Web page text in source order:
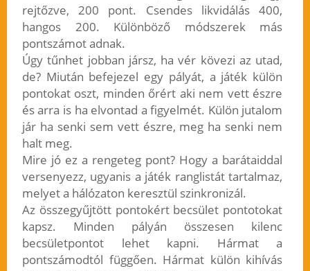
rejtőzve, 200 pont. Csendes likvidálás 400,
hangos 200. Különböző módszerek más
pontszámot adnak.
Úgy tűnhet jobban jársz, ha vér kövezi az utad,
de? Miután befejezel egy pályát, a játék külön
pontokat oszt, minden őrért aki nem vett észre
és arra is ha elvontad a figyelmét. Külön jutalom
jár ha senki sem vett észre, meg ha senki nem
halt meg.
Mire jó ez a rengeteg pont? Hogy a barátaiddal
versenyezz, ugyanis a játék ranglistát tartalmaz,
melyet a hálózaton keresztül szinkronizál.
Az összegyűjtött pontokért becsület pontotokat
kapsz. Minden pályán összesen kilenc
becsületpontot lehet kapni. Hármat a
pontszámodtól függően. Hármat külön kihívás